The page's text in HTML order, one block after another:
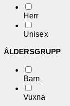
Herr
Unisex
ÅLDERSGRUPP
Barn
Vuxna